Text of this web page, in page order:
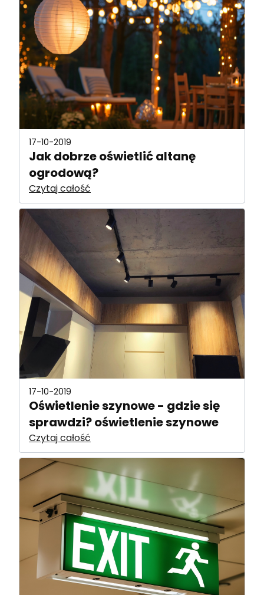
17-10-2019
Jak dobrze oświetlić altanę
ogrodową?
Czytaj całość
17-10-2019
Oświetlenie szynowe - gdzie się
sprawdzi? oświetlenie szynowe
Czytaj całość